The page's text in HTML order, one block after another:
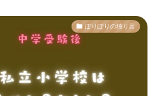
ぽりぽりの独り言